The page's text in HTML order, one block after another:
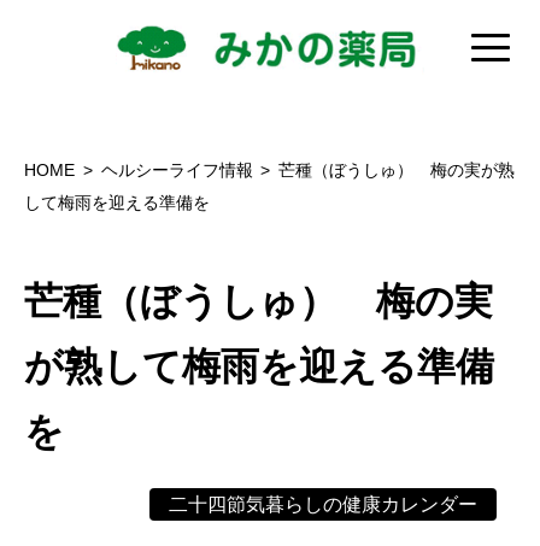
HOME ヘルシーライフ情報
芒種（ぼうしゅ） 梅の実が熟
して梅雨を迎える準備を
芒種（ぼうしゅ） 梅の実
が熟して梅雨を迎える準備
を
二十四節気暮らしの健康カレンダー